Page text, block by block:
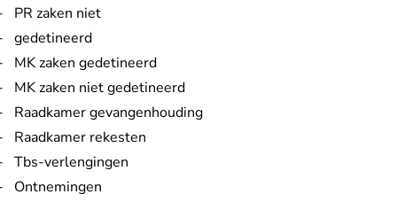
PR zaken niet
gedetineerd
MK zaken gedetineerd
MK zaken niet gedetineerd
Raadkamer gevangenhouding
Raadkamer rekesten
Tbs-verlengingen
Ontnemingen